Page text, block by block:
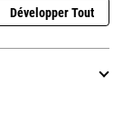
Développer Tout